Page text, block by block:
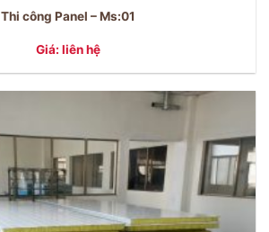
Thi công Panel – Ms:01
Giá: liên hệ